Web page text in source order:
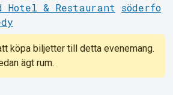
Support
Hotel & Restaurant
söderfo
köpa biljetter till detta evenemang.
ägt rum.